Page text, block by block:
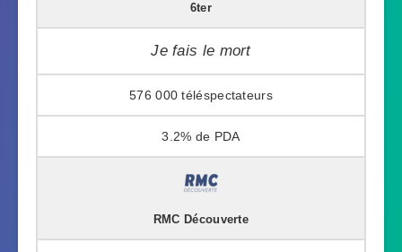
6ter
Je fais le mort
576 000
3.2%
RMC Découverte